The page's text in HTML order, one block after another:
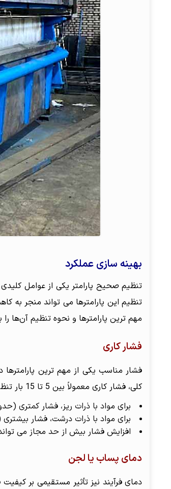
بهینه سازی عملکرد
تنظیم صحیح پارامتر یکی از عوامل
تنظیم این پارامترها می تواند منجر
مهم ترین پارامترها و نحوه تنظیم آن‌ها
فشار کاری
فشار مناسب یکی از مهم ترین
کلی، فشار کاری معمولاً بین 5 تا 15 بار تنظیم می شود. در تنظیم فشار کاری به نکات زیر توجه کنید:
برای مواد با ذرات ریز، فشار کمتری (حدود 5 تا 7 بار) مناسب است تا از گرفتگی سریع سوراخهای پارچه ها
برای مواد با ذرات درشت، فشار بیشتری (حدود 10 تا 15 بار) می تواند اعمال شود تا فرآیند فیلتراسیون
افزایش فشار بیش از حد مجاز می
دمای پساب یا لجن
دمای فرآیند نیز تأثیر مستقیمی بر کیفیت